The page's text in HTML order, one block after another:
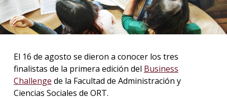
El 16 de agosto se dieron a conocer los tres
finalistas de la primera edición del Business
Challenge de la Facultad de Administración y
Ciencias Sociales de ORT.